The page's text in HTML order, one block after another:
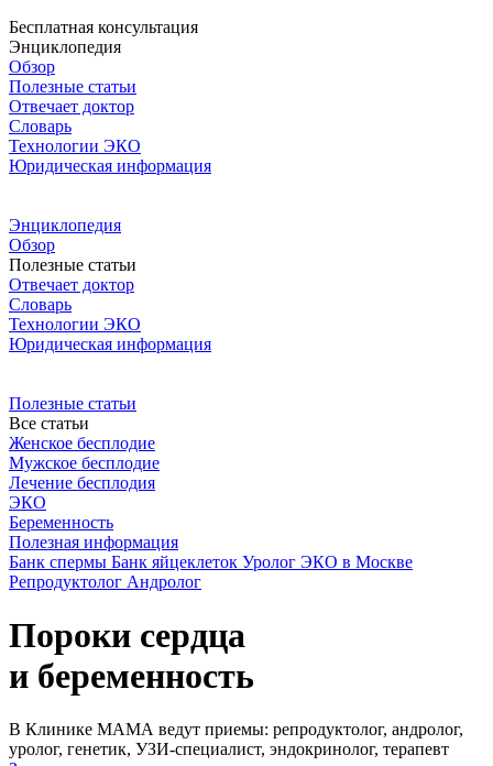
Бесплатная консультация
Энциклопедия
Обзор
Полезные статьи
Отвечает доктор
Словарь
Технологии ЭКО
Юридическая информация
Энциклопедия
Обзор
Полезные статьи
Отвечает доктор
Словарь
Технологии ЭКО
Юридическая информация
Полезные статьи
Все статьи
Женское бесплодие
Мужское бесплодие
Лечение бесплодия
ЭКО
Беременность
Полезная информация
Банк спермы Банк яйцеклеток Уролог ЭКО в Москве
Репродуктолог Андролог
Пороки сердца
и беременность
В Клинике МАМА ведут приемы: репродуктолог, андролог,
уролог, генетик, УЗИ-специалист, эндокринолог, терапевт